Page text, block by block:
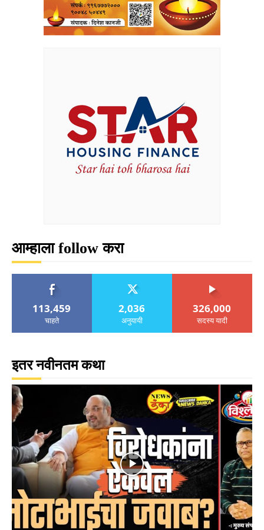
आम्हाला follow करा
113,459
चाहते
2,036
अनुयायी
326,000
सदस्य यादी
इतर नवीनतम कथा